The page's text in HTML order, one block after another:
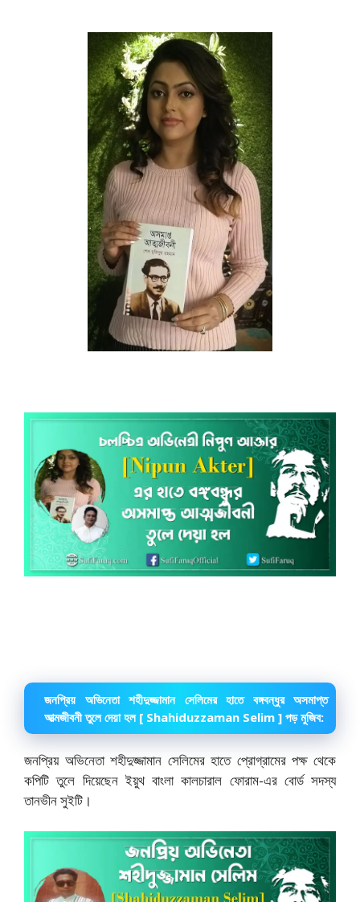
জনপ্রিয় অভিনেতা শহীদুজ্জামান সেলিমের হাতে বঙ্গবন্ধুর অসমাপ্ত
আত্মজীবনী তুলে দেয়া হল [ Shahiduzzaman Selim ] পড় মুজিব:
জনপ্রিয় অভিনেতা শহীদুজ্জামান সেলিমের হাতে প্রোগ্রামের পক্ষ থেকে
কপিটি তুলে দিয়েছেন ইয়ুথ বাংলা কালচারাল ফোরাম-এর বোর্ড সদস্য
তানভীন সুইটি।